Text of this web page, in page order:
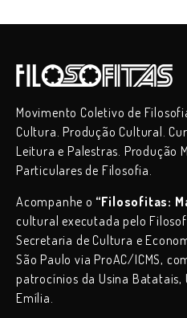
Movimento Coletivo de
Cultura. Produção Cultural.
Leitura e Palestras. Produção
Particulares de Filosofia.
Acompanhe o “Filosofitas:
cultural executada pelo
Secretaria de Cultura e
São Paulo via ProAC/ICMS,
patrocínios da Usina Batatais,
Emília.